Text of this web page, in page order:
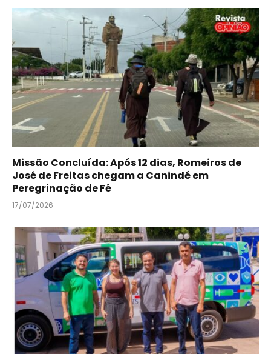
Missão Concluída: Após 12 dias, Romeiros de
José de Freitas chegam a Canindé em
Peregrinação de Fé
17/07/2026